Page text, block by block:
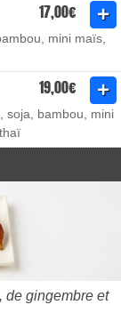
17,00€
mini maïs,
19,00€
soja, bambou, mini
de gingembre et